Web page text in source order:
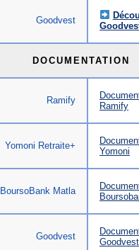
Goodvest
DOCUMENTATION
Ramify
Ramify
Yomoni Retraite+
Yomoni
BoursoBank Matla
Goodvest
Goodvest